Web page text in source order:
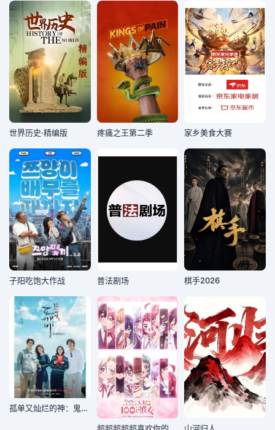
世界历史·精编版 疼痛之王第二季 家乡美食大赛
子阳吃饱大作战 普法剧场 棋手2026
孤单又灿烂的神：鬼怪十周年特辑